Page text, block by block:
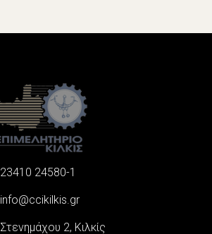
23410 24580-1
info@ccikilkis.gr
Στενημάχου 2, Κιλκίς